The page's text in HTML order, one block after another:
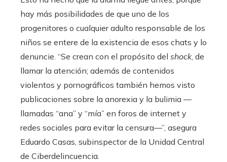
hay más posibilidades de que uno de los
progenitores o cualquier adulto responsable de los
niños se entere de la existencia de esos chats y lo
denuncie. “Se crean con el propósito del shock, de
llamar la atención; además de contenidos
violentos y pornográficos también hemos visto
publicaciones sobre la anorexia y la bulimia —
llamadas “ana” y “mía” en foros de internet y
redes sociales para evitar la censura—”, asegura
Eduardo Casas, subinspector de la Unidad Central
de Ciberdelincuencia.